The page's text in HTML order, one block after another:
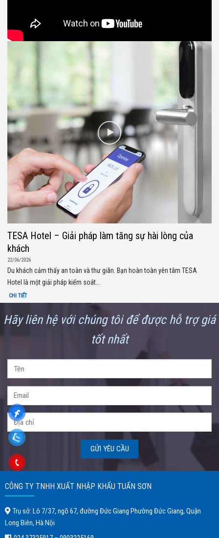
TESA Hotel – Giải pháp làm tăng sự hài lòng của
khách
22/06/2026
Du khách cảm thấy an toàn và thư giãn. Bạn hoàn toàn yên tâm TESA
Hotel là một giải pháp kiểm soát...
CHI TIẾT
Hãy liên hệ với chúng tôi để được hỗ trợ giá
tốt nhất
CÔNG TY TNHH XUẤT NHẬP KHẨU TUẤN SƠN
Trụ sở: Lô 7/37, ngõ 67, đường Đức Giang Phường Đức Giang, Quận
Long Biên, Hà Nội